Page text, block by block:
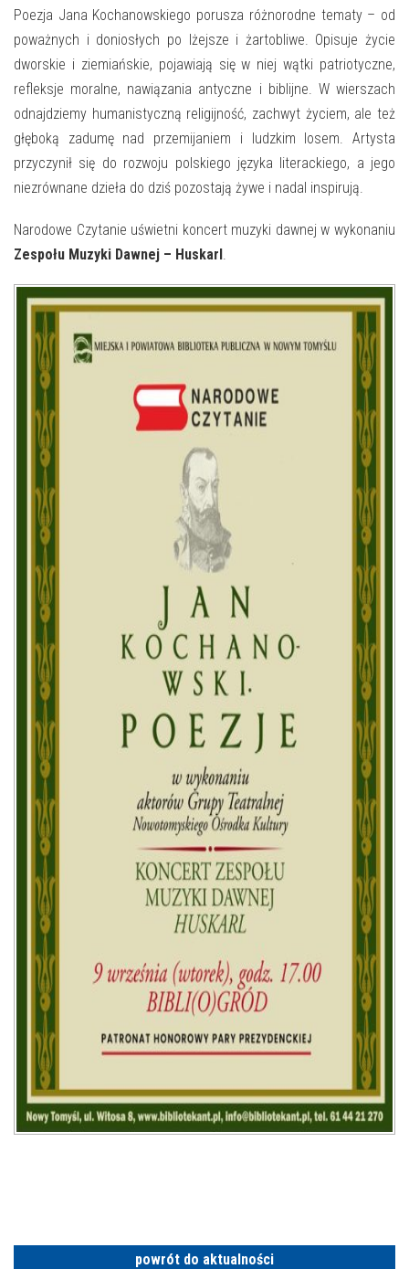
Poezja Jana Kochanowskiego porusza różnorodne tematy – od
poważnych i doniosłych po lżejsze i żartobliwe. Opisuje życie
dworskie i ziemiańskie, pojawiają się w niej wątki patriotyczne,
refleksje moralne, nawiązania antyczne i biblijne. W wierszach
odnajdziemy humanistyczną religijność, zachwyt życiem, ale też
głęboką zadumę nad przemijaniem i ludzkim losem. Artysta
przyczynił się do rozwoju polskiego języka literackiego, a jego
niezrównane dzieła do dziś pozostają żywe i nadal inspirują.
Narodowe Czytanie uświetni koncert muzyki dawnej w wykonaniu
Zespołu Muzyki Dawnej – Huskarl.
powrót do aktualności